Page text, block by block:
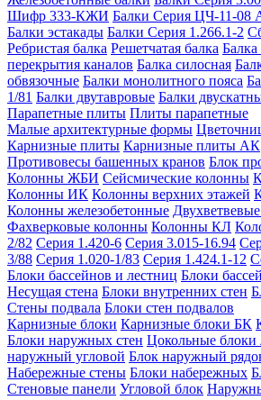
Шифр 333-КЖИ Балки Серия ЦЧ-11-08
Балки эстакады Балки Серия 1.266.1-2
Ребристая балка Решетчатая балка Балка
перекрытия каналов Балка силосная
обвязочные Балки монолитного пояса
1/81 Балки двутавровые Балки
Парапетные плиты Плиты парапетные
Малые архитектурные формы
Карнизные плиты Карнизные плиты АК
Противовесы башенных кранов Блок
Колонны ЖБИ Сейсмические колонны
Колонны ИК Колонны верхних этажей
Колонны железобетонные
Фахверковые колонны Колонны КЛ
2/82 Серия 1.420-6 Серия 3.015-16.94
3/88 Серия 1.020-1/83 Серия 1.424.1-12
Блоки бассейнов и лестниц Блоки
Несущая стена Блоки внутренних стен
Стены подвала Блоки стен подвалов
Карнизные блоки Карнизные блоки БК
Блоки наружных стен Цокольные блоки
наружный угловой Блок наружный
Набережные стены Блоки набережных
Стеновые панели Угловой блок